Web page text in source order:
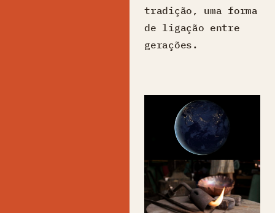
tradição, uma forma
de ligação entre
gerações.